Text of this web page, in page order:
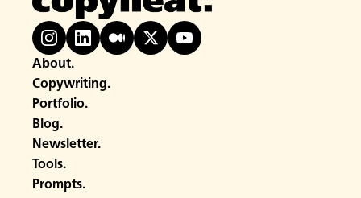
About.
Copywriting.
Portfolio.
Blog.
Newsletter.
Tools.
Prompts.